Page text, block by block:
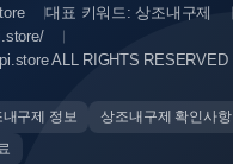
대표 키워드: 상조내구제
ALL RIGHTS RESERVED
구제 정보
상조내구제 확인사항